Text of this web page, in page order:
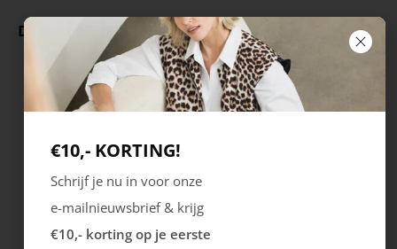
Deze producten ga je leuk vinden
€10,- KORTING!
Schrijf je nu in voor onze
e-mailnieuwsbrief & krijg
€10,- korting op je eerste